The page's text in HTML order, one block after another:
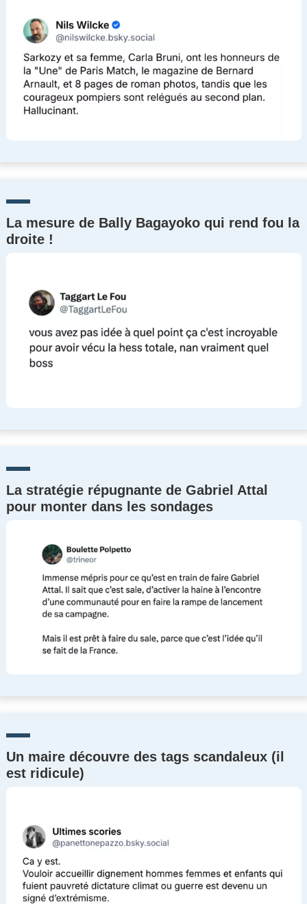
La mesure de Bally Bagayoko qui rend fou la
droite !
La stratégie répugnante de Gabriel Attal
pour monter dans les sondages
Un maire découvre des tags scandaleux (il
est ridicule)